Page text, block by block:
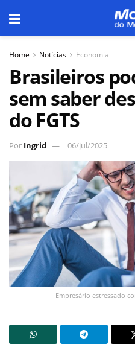
Home Notícias Economia
Brasileiros
sem saber
do FGTS
Por Ingrid 06/jul/2025
Empresário estressado